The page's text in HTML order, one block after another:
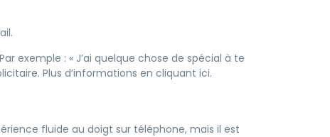
exemple : « J’ai quelque chose de spécial à te
Plus d’informations en cliquant ici.
fluide au doigt sur téléphone, mais il est